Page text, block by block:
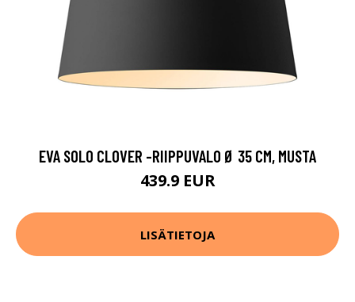
EVA SOLO CLOVER -RIIPPUVALO Ø 35 CM, MUSTA
439.9 EUR
LISÄTIETOJA